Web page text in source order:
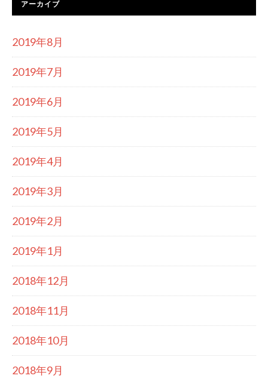
アーカイブ
2019年8月
2019年7月
2019年6月
2019年5月
2019年4月
2019年3月
2019年2月
2019年1月
2018年12月
2018年11月
2018年10月
2018年9月